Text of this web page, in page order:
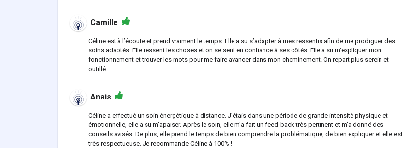
Camille
Céline est à l’écoute et prend vraiment le temps. Elle a su s’adapter à mes ressentis afin de me prodiguer des
soins adaptés. Elle ressent les choses et on se sent en confiance à ses côtés. Elle a su m’expliquer mon
fonctionnement et trouver les mots pour me faire avancer dans mon cheminement. On repart plus serein et
outillé.
Anais
Céline a effectué un soin énergétique à distance. J’étais dans une période de grande intensité physique et
émotionnelle, elle a su m’apaiser. Après le soin, elle m’a fait un feed-back très pertinent et m’a donné des
conseils avisés. De plus, elle prend le temps de bien comprendre la problématique, de bien expliquer et elle est
très respectueuse. Je recommande Céline à 100% !